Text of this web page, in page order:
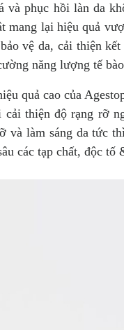
và phục hồi làn da
mang lại hiệu quả
vệ da, cải thiện
năng lượng tế
quả cao của
cải thiện độ rạng rỡ
và làm sáng da tức
các tạp chất, độc tố